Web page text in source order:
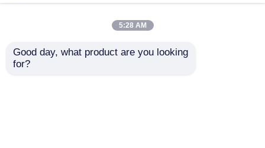
인용문을 요구하세요
SB121 뒷머리 수압 분
5:28 AM
Good day, what product are you looking
for?